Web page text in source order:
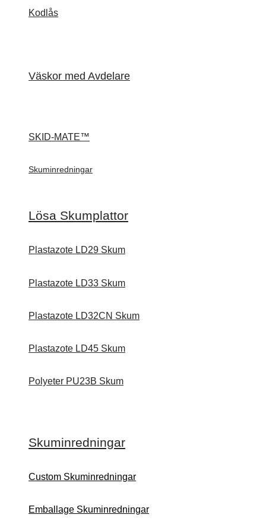
Kodlås
Väskor med Avdelare
SKID-MATE™
Skuminredningar
Lösa Skumplattor
Plastazote LD29 Skum
Plastazote LD33 Skum
Plastazote LD32CN Skum
Plastazote LD45 Skum
Polyeter PU23B Skum
Skuminredningar
Custom Skuminredningar
Emballage Skuminredningar